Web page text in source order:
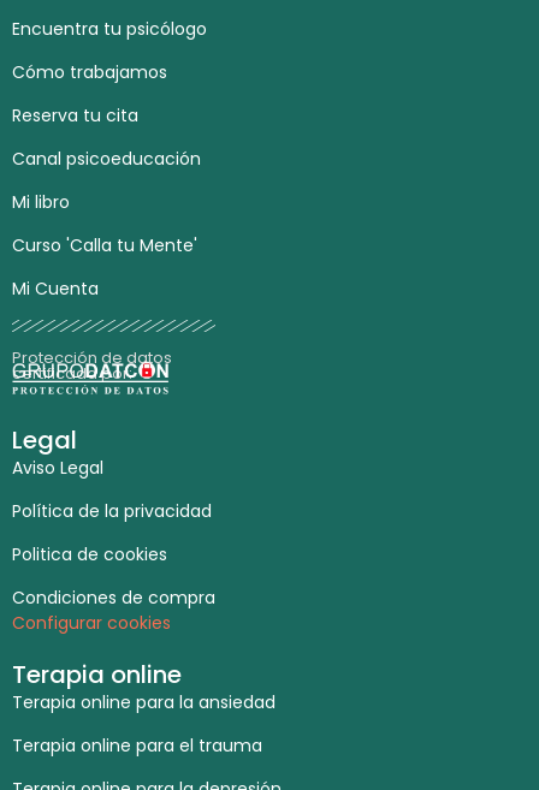
Encuentra tu psicólogo
Cómo trabajamos
Reserva tu cita
Canal psicoeducación
Mi libro
Curso 'Calla tu Mente'
Mi Cuenta
Protección de datos
certificada por:
Legal
Aviso Legal
Política de la privacidad
Politica de cookies
Condiciones de compra
Configurar cookies
Terapia online
Terapia online para la ansiedad
Terapia online para el trauma